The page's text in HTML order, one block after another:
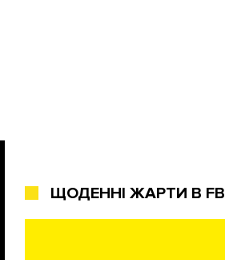
ЩОДЕННІ ЖАРТИ В FB